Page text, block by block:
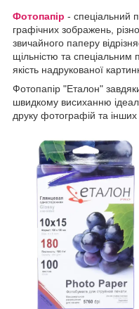
Фотопапір - спеціальний
графічних зображень,
звичайного паперу
щільністю та спеціальним
якість надрукованої
Фотопапір "Еталон"
швидкому висиханню
друку фотографій та інших